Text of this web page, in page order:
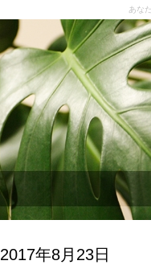
あな
2017年8月23日